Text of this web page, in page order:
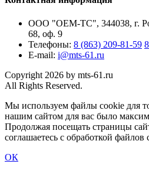
ООО "ОЕМ-ТС", 344038, г.
68, оф. 9
Телефоны: 8 (863) 209-81-59
E-mail: i@mts-61.ru
Copyright 2026 by mts-61.ru
All Rights Reserved.
Мы используем файлы cookie для
нашим сайтом для вас было
Продолжая посещать страницы
соглашаетесь с обработкой файлов
ОК